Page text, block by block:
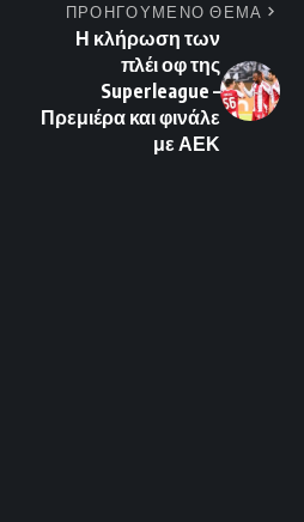
ΠΡΟΗΓΟΥΜΕΝΟ ΘΕΜΑ
Η κλήρωση των
πλέι οφ της
Superleague –
Πρεμιέρα και φινάλε
με ΑΕΚ